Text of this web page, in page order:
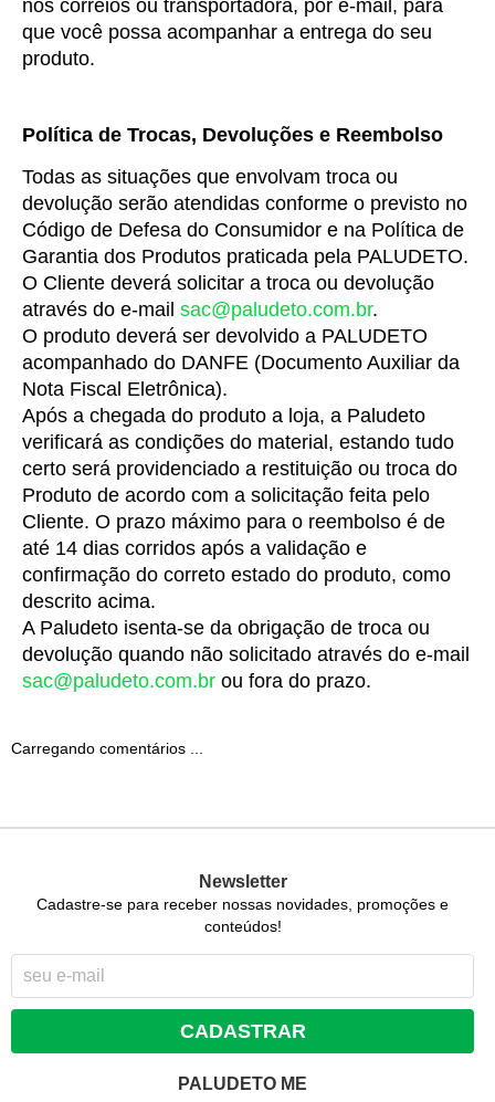
nos correios ou transportadora, por e-mail, para
que você possa acompanhar a entrega do seu
produto.
Política de Trocas, Devoluções e Reembolso
Todas as situações que envolvam troca ou
devolução serão atendidas conforme o previsto no
Código de Defesa do Consumidor e na Política de
Garantia dos Produtos praticada pela PALUDETO.
O Cliente deverá solicitar a troca ou devolução
através do e-mail sac@paludeto.com.br.
O produto deverá ser devolvido a PALUDETO
acompanhado do DANFE (Documento Auxiliar da
Nota Fiscal Eletrônica).
Após a chegada do produto a loja, a Paludeto
verificará as condições do material, estando tudo
certo será providenciado a restituição ou troca do
Produto de acordo com a solicitação feita pelo
Cliente. O prazo máximo para o reembolso é de
até 14 dias corridos após a validação e
confirmação do correto estado do produto, como
descrito acima.
A Paludeto isenta-se da obrigação de troca ou
sac@paludeto.com.br ou fora do prazo.
Carregando comentários ...
Newsletter
Cadastre-se para receber nossas novidades, promoções e
conteúdos!
CADASTRAR
PALUDETO ME